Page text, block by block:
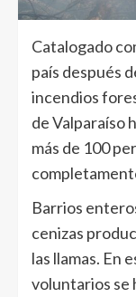
Catalogado
país después
incendios
de Valparaíso
más de 100
Barrios
cenizas
las llamas. En
voluntarios se